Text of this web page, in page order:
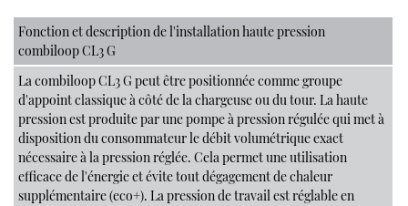
Fonction et description de l'installation haute pression
combiloop CL3 G
La combiloop CL3 G peut être positionnée comme groupe
d'appoint classique à côté de la chargeuse ou du tour. La haute
pression est produite par une pompe à pression régulée qui met à
disposition du consommateur le débit volumétrique exact
nécessaire à la pression réglée. Cela permet une utilisation
efficace de l'énergie et évite tout dégagement de chaleur
supplémentaire (eco+). La pression de travail est réglable en